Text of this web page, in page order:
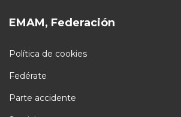
EMAM, Federación
Política de cookies
Fedérate
Parte accidente